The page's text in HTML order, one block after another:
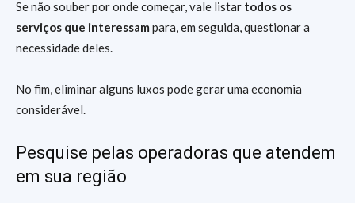
Se não souber por onde começar, vale listar todos os
serviços que interessam para, em seguida, questionar a
necessidade deles.
No fim, eliminar alguns luxos pode gerar uma economia
considerável.
Pesquise pelas operadoras que atendem
em sua região